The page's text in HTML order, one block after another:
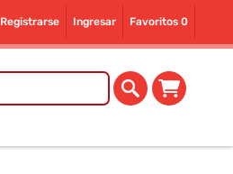
Registrarse Ingresar Favoritos 0